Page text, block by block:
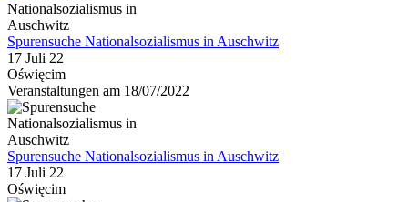
Spurensuche Nationalsozialismus in Auschwitz
17 Juli 22
Oświęcim
Veranstaltungen am 18/07/2022
Spurensuche Nationalsozialismus in Auschwitz
17 Juli 22
Oświęcim